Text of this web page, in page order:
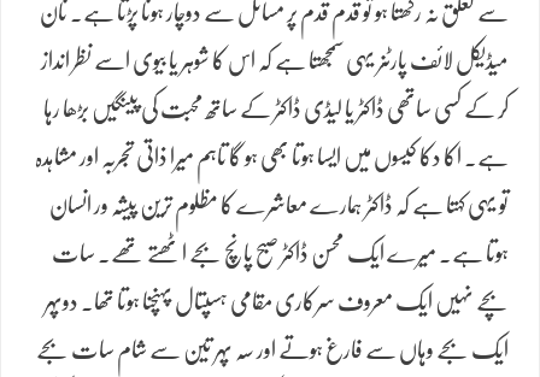
سے تعلق نہ رکھتا ہو تو قدم قدم پر مسائل سے دوچار ہونا پڑتا ہے۔ نان
میڈیکل لائف پارٹنر یہی سمجھتا ہے کہ اس کا شوہر یا بیوی اسے نظر انداز
کر کے کسی ساتھی ڈاکٹر یا لیڈی ڈاکٹر کے ساتھ محبت کی پینگیں بڑھا رہا
ہے۔ اکا دکا کیسوں میں ایسا ہوتا بھی ہو گا تاہم میرا ذاتی تجربہ اور مشاہدہ
تو یہی کہتا ہے کہ ڈاکٹر ہمارے معاشرے کا مظلوم ترین پیشہ ور انسان
ہوتا ہے۔ میرے ایک محسن ڈاکٹر صبح پانچ بجے اٹھتے تھے۔ سات
بچے نہیں ایک معروف سرکاری مقامی ہسپتال پہنچنا ہوتا تھا۔ دوپہر
ایک بجے وہاں سے فارغ ہوتے اور سہ پہر تین سے شام سات بجے